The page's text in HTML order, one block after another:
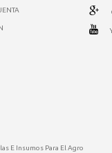
E Insumos Para El Agro